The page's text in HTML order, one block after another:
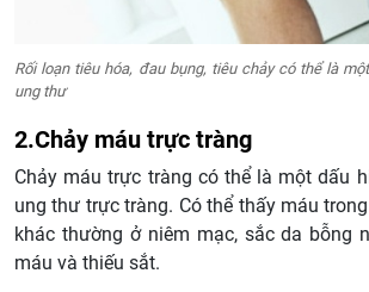
Rối loạn tiêu hóa, đau bụng, tiêu chảy có thể là
ung thư
2.Chảy máu trực tràng
Chảy máu trực tràng có thể là một dấu
ung thư trực tràng. Có thể thấy máu
khác thường ở niêm mạc, sắc da bỗng
máu và thiếu sắt.